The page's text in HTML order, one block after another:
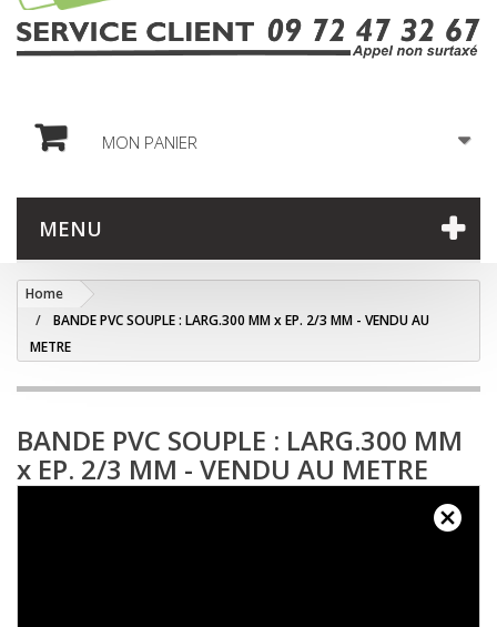
MON PANIER
MENU
Home
BANDE PVC SOUPLE : LARG.300 MM x EP. 2/3 MM - VENDU AU
METRE
BANDE PVC SOUPLE : LARG.300 MM
x EP. 2/3 MM - VENDU AU METRE